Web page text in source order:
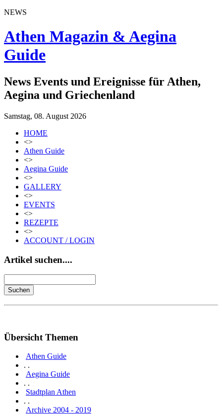
NEWS
Athen Magazin & Aegina
Guide
News Events und Ereignisse für Athen,
Aegina und Griechenland
Samstag, 08. August 2026
HOME
<>
Athen Guide
<>
Aegina Guide
<>
GALLERY
<>
EVENTS
<>
REZEPTE
<>
ACCOUNT / LOGIN
Artikel suchen....
Übersicht Themen
Athen Guide
. .
Aegina Guide
. .
Stadtplan Athen
. .
Archive 2004 - 2019